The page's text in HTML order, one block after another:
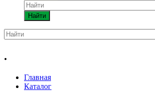
Найти
.
Главная
Каталог